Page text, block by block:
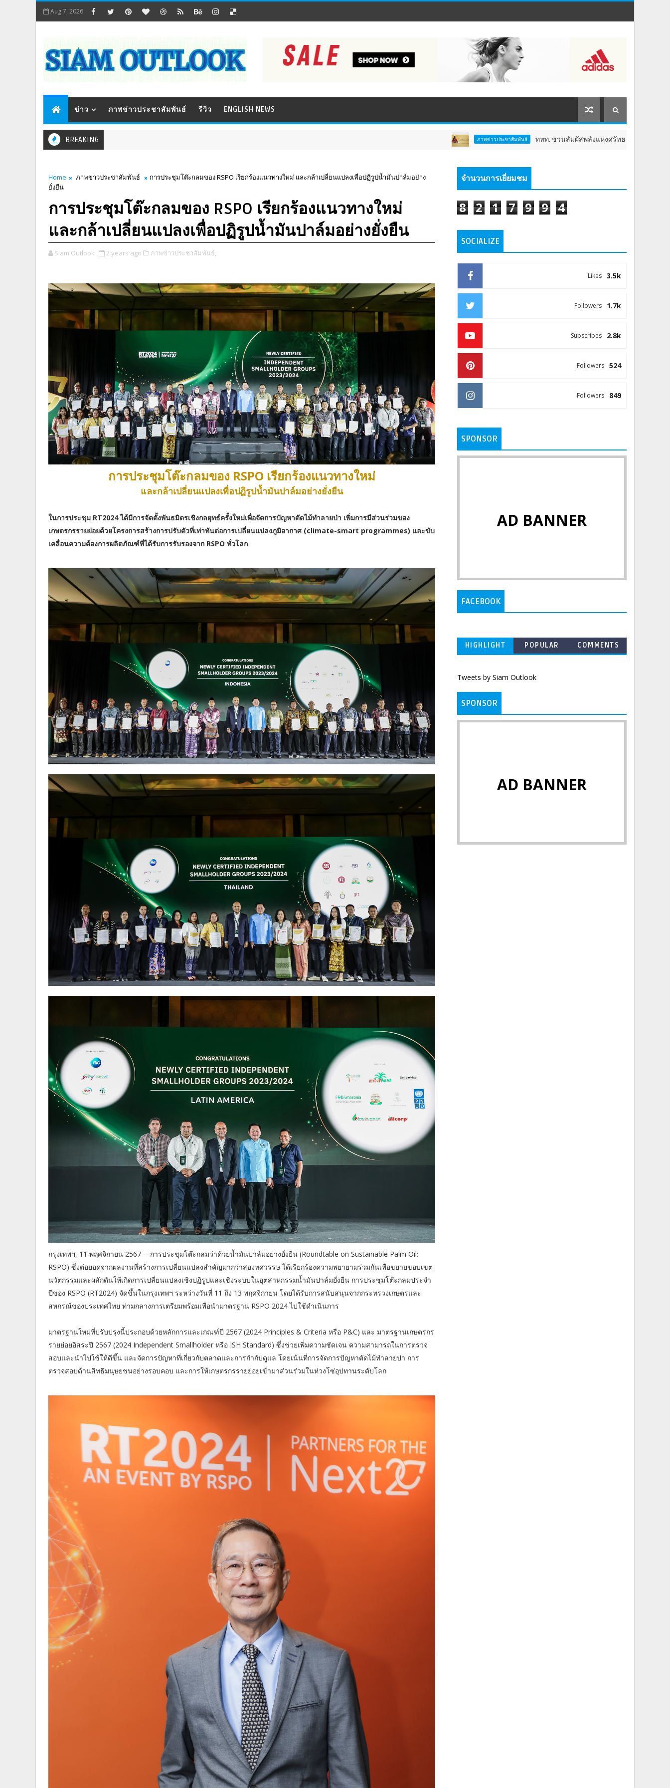
Aug 7, 2026
ข่าว ภาพข่าวประชาสัมพันธ์ รีวิว ENGLISH NEWS
BREAKING ภาพข่าวประชาสัมพันธ์ ททท. ชวนสัมผัสพลังแห่งศรัทธา ร่วมงาน "ห่มผ้าหลวงปู่ทวด ค
Home ภาพข่าวประชาสัมพันธ์
การประชุมโต๊ะกลมของ RSPO เรียกร้องแนวทางใหม่ และกล้าเปลี่ยนแปลงเพื่อปฏิรูปน้ำมันปาล์มอย่าง
ยั่งยืน
การประชุมโต๊ะกลมของ RSPO เรียกร้องแนวทางใหม่
และกล้าเปลี่ยนแปลงเพื่อปฏิรูปน้ำมันปาล์มอย่างยั่งยืน
Siam Outlook 2 years ago ภาพข่าวประชาสัมพันธ์,
การประชุมโต๊ะกลมของ RSPO เรียกร้องแนวทางใหม่
และกล้าเปลี่ยนแปลงเพื่อปฏิรูปน้ำมันปาล์มอย่างยั่งยืน
ในการประชุม RT2024 ได้มีการจัดตั้งพันธมิตรเชิงกลยุทธ์ครั้งใหม่เพื่อจัดการปัญหาตัดไม้ทำลายป่า เพิ่มการมีส่วนร่วมของ
เกษตรกรรายย่อยด้วยโครงการสร้างการปรับตัวที่เท่าทันต่อการเปลี่ยนแปลงภูมิอากาศ (climate-smart programmes) และขับ
เคลื่อนความต้องการผลิตภัณฑ์ที่ได้รับการรับรองจาก RSPO ทั่วโลก
กรุงเทพฯ, 11 พฤศจิกายน 2567 -- การประชุมโต๊ะกลมว่าด้วยน้ำมันปาล์มอย่างยั่งยืน (Roundtable on Sustainable Palm Oil:
RSPO) ซึ่งต่อยอดจากผลงานที่สร้างการเปลี่ยนแปลงสำคัญมากว่าสองทศวรรษ ได้เรียกร้องความพยายามร่วมกันเพื่อขยายขอบเขต
นวัตกรรมและผลักดันให้เกิดการเปลี่ยนแปลงเชิงปฏิรูปและเชิงระบบในอุตสาหกรรมน้ำมันปาล์มยั่งยืน การประชุมโต๊ะกลมประจำ
ปีของ RSPO (RT2024) จัดขึ้นในกรุงเทพฯ ระหว่างวันที่ 11 ถึง 13 พฤศจิกายน โดยได้รับการสนับสนุนจากกระทรวงเกษตรและ
สหกรณ์ของประเทศไทย ท่ามกลางการเตรียมพร้อมเพื่อนำมาตรฐาน RSPO 2024 ไปใช้ดำเนินการ
มาตรฐานใหม่ที่ปรับปรุงนี้ประกอบด้วยหลักการและเกณฑ์ปี 2567 (2024 Principles & Criteria หรือ P&C) และ มาตรฐานเกษตรกร
รายย่อยอิสระปี 2567 (2024 Independent Smallholder หรือ ISH Standard) ซึ่งช่วยเพิ่มความชัดเจน ความสามารถในการตรวจ
สอบและนำไปใช้ให้ดีขึ้น และจัดการปัญหาที่เกี่ยวกับตลาดและการกำกับดูแล โดยเน้นที่การจัดการปัญหาตัดไม้ทำลายป่า การ
ตรวจสอบด้านสิทธิมนุษยชนอย่างรอบคอบ และการให้เกษตรกรรายย่อยเข้ามาส่วนร่วมในห่วงโซ่อุปทานระดับโลก
จำนวนการเยี่ยมชม
8 2 1 7 9 9 4
SOCIALIZE
3.5k
Likes
1.7k
Followers
2.8k
Subscribes
524
Followers
849
Followers
SPONSOR
AD BANNER
FACEBOOK
HIGHLIGHT POPULAR COMMENTS
Tweets by Siam Outlook
SPONSOR
AD BANNER